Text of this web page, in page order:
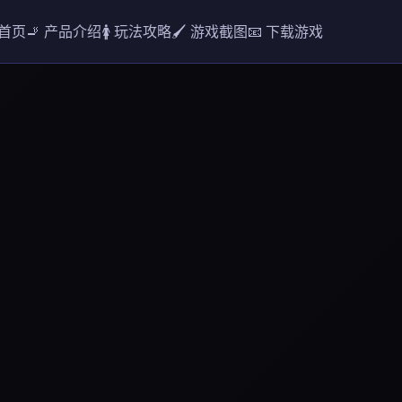
页🚬 产品介绍🚺 玩法攻略🖌️ 游戏截图📧 下载游戏